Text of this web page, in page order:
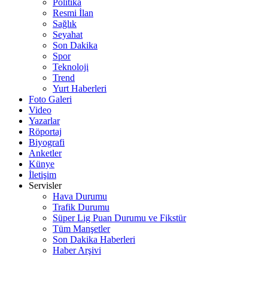
Resmi İlan
Sağlık
Seyahat
Son Dakika
Spor
Teknoloji
Trend
Yurt Haberleri
Foto Galeri
Video
Yazarlar
Röportaj
Biyografi
Anketler
Künye
İletişim
Servisler
Hava Durumu
Trafik Durumu
Süper Lig Puan Durumu ve Fikstür
Tüm Manşetler
Son Dakika Haberleri
Haber Arşivi